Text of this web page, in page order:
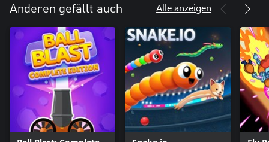
Anderen gefällt auch Alle anzeigen